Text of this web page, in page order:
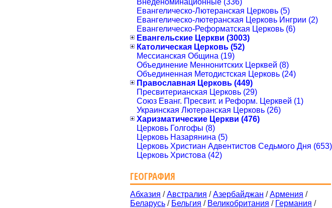
Евангелическо-Лютеранская Церковь (5)
Евангелическо-лютеранская Церковь Ингрии (2)
Евангелическо-Реформатская Церковь (6)
Евангельские Церкви (3003)
Католическая Церковь (52)
Мессианская Община (19)
Объединение Меннонитских Церквей (8)
Объединенная Методистская Церковь (24)
Православная Церковь (449)
Пресвитерианская Церковь (29)
Союз Еванг. Пресвит. и Реформ. Церквей (1)
Украинская Лютеранская Церковь (26)
Харизматические Церкви (476)
Церковь Голгофы (8)
Церковь Назарянина (5)
Церковь Христиан Адвентистов Седьмого Дня (653)
Церковь Христова (42)
ГЕОГРАФИЯ
Абхазия /Австралия /Азербайджан /Армения /
Беларусь / Бельгия / Великобритания / Германия /